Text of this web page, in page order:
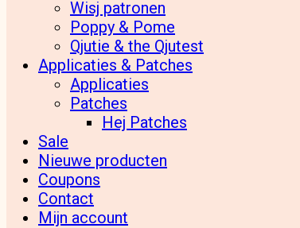
Wisj patronen
Poppy & Pome
Qjutie & the Qjutest
Applicaties & Patches
Applicaties
Patches
Hej Patches
Sale
Nieuwe producten
Coupons
Contact
Mijn account